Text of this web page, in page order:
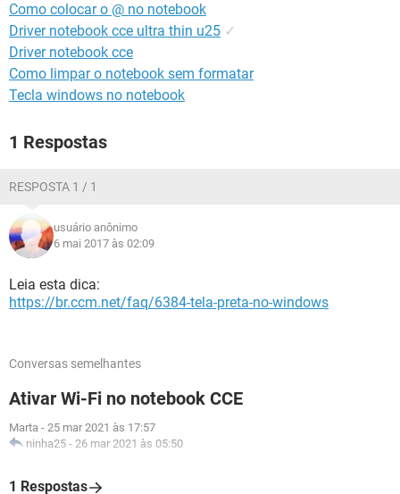
Como colocar o @ no notebook
Driver notebook cce ultra thin u25 ✓
Driver notebook cce
Como limpar o notebook sem formatar
Tecla windows no notebook
1 Respostas
RESPOSTA 1 / 1
usuário anônimo
6 mai 2017 às 02:09
Leia esta dica:
https://br.ccm.net/faq/6384-tela-preta-no-windows
Conversas semelhantes
Ativar Wi-Fi no notebook CCE
Marta - 25 mar 2021 às 17:57
ninha25 - 26 mar 2021 às 05:50
1 Respostas